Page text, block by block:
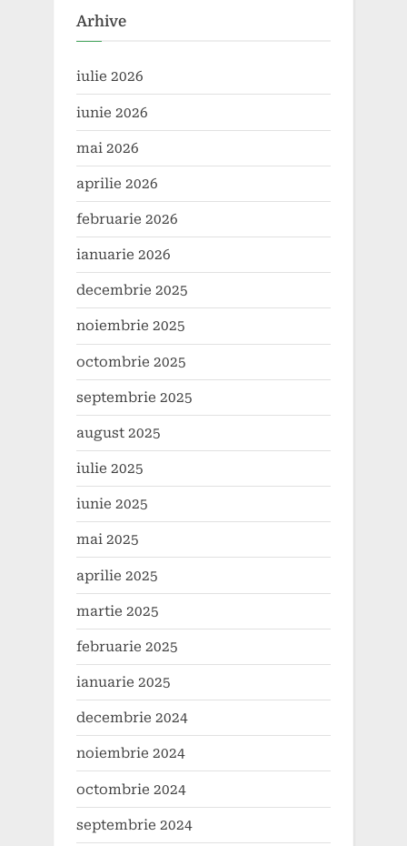
Arhive
iulie 2026
iunie 2026
mai 2026
aprilie 2026
februarie 2026
ianuarie 2026
decembrie 2025
noiembrie 2025
octombrie 2025
septembrie 2025
august 2025
iulie 2025
iunie 2025
mai 2025
aprilie 2025
martie 2025
februarie 2025
ianuarie 2025
decembrie 2024
noiembrie 2024
octombrie 2024
septembrie 2024